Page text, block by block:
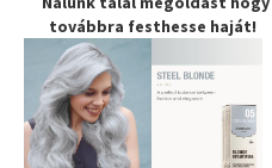
továbbra festhesse haját!